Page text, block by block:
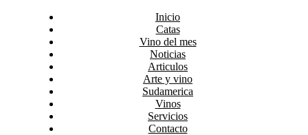
Inicio
Catas
Vino del mes
Noticias
Articulos
Arte y vino
Sudamerica
Vinos
Servicios
Contacto